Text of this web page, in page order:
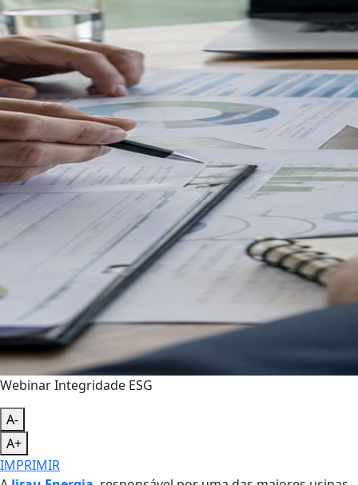
Webinar Integridade ESG
A-
A+
IMPRIMIR